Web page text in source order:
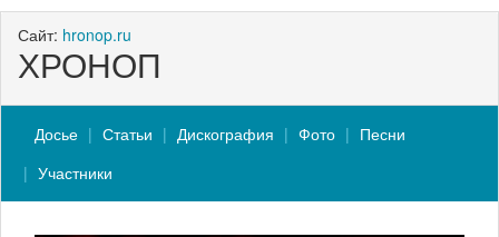
Сайт: hronop.ru
ХРОНОП
Досье Статьи Дискография Фото
Песни
Участники